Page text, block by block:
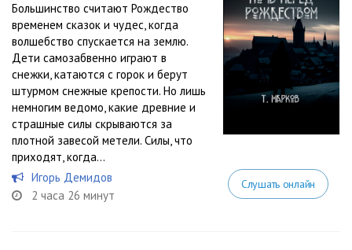
Большинство считают Рождество
временем сказок и чудес, когда
волшебство спускается на землю.
Дети самозабвенно играют в
снежки, катаются с горок и берут
штурмом снежные крепости. Но лишь
немногим ведомо, какие древние и
страшные силы скрываются за
плотной завесой метели. Силы, что
приходят, когда...
Игорь Демидов
2 часа 26 минут
Слушать онлайн